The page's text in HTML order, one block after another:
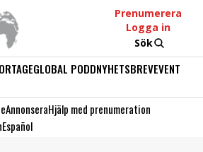
Prenumerera
Logga in
Sök
GLOBAL PODDNYHETSBREVEVENT
AnnonseraHjälp med prenumeration
Español